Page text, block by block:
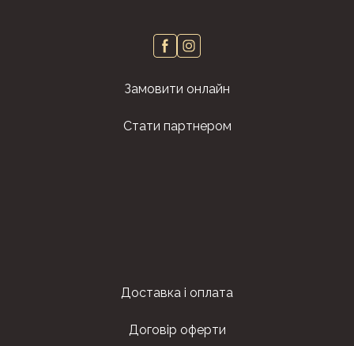
Замовити онлайн
Стати партнером
Доставка і оплата
Договір оферти